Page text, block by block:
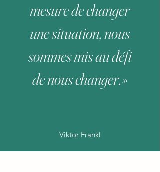
mesure de changer
une situation, nous
sommes mis au défi
de nous changer.»
Viktor Frankl